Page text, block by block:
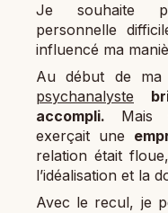
Je souhaite
personnelle
influencé ma
Au début de ma
psychanalyste
accompli. Mais
exerçait une
relation était
l’idéalisation et la
Avec le recul, je